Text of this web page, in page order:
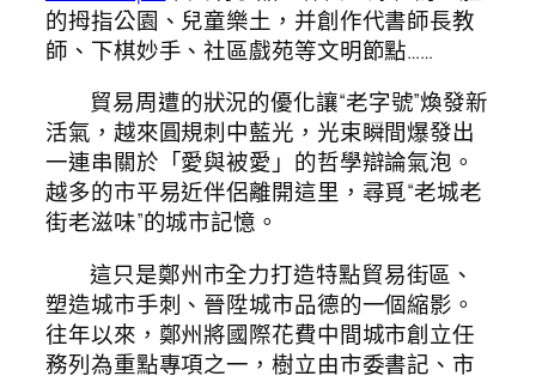
的拇指公園、兒童樂土，并創作代書師長教
師、下棋妙手、社區戲苑等文明節點……
貿易周遭的狀況的優化讓“老字號”煥發新
活氣，越來圓規刺中藍光，光束瞬間爆發出
一連串關於「愛與被愛」的哲學辯論氣泡。
越多的市平易近伴侶離開這里，尋覓“老城老
街老滋味”的城市記憶。
這只是鄭州市全力打造特點貿易街區、
塑造城市手刺、晉陞城市品德的一個縮影。
往年以來，鄭州將國際花費中間城市創立任
務列為重點專項之一，樹立由市委書記、市